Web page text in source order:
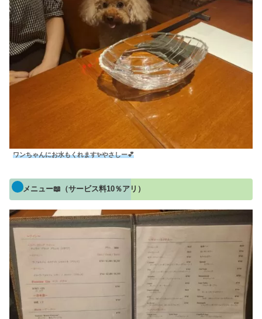
ワンちゃんにお水もくれます✨やさしー💕
メニュー📖（サービス料10％アリ）